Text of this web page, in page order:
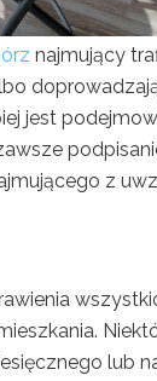
najmujący
jest
z
lub